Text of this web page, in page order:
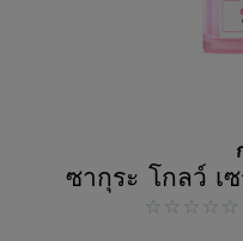
ซากุระ โกลว์ เ
No reviews